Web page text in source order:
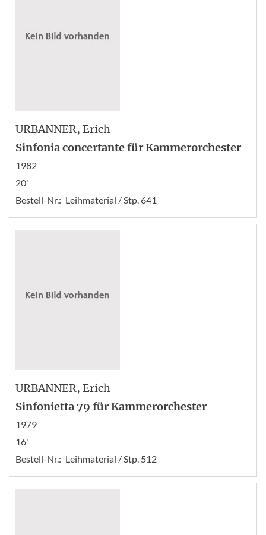
URBANNER, Erich
Sinfonia concertante für Kammerorchester
1982
20'
Bestell-Nr.: Leihmaterial / Stp. 641
URBANNER, Erich
Sinfonietta 79 für Kammerorchester
1979
16'
Bestell-Nr.: Leihmaterial / Stp. 512